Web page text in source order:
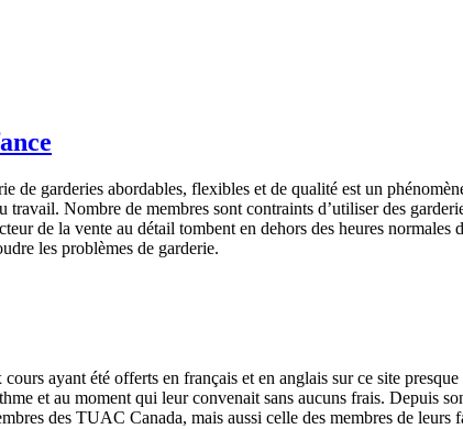
de garderies abordables, flexibles et de qualité est un
travail. Nombre de membres sont contraints d’utiliserdes
de la vente au détail tombent en dehors des heures normales
les problèmes de garderie.
cours ayant été offerts en français et en anglais sur ce site presque
et au moment qui leur convenaitsans aucuns frais. Depuis
des TUAC Canada, mais aussi celle des membres de leurs